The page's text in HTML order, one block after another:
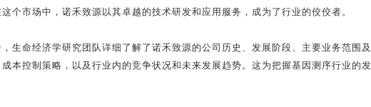
个市场中，诺禾致源以其卓越的技术研发和应用服务，成为了行业的佼佼者。
生命经济学研究团队详细了解了诺禾致源的公司历史、发展阶段、主要业务范围
本控制策略，以及行业内的竞争状况和未来发展趋势。这为把握基因测序行业的